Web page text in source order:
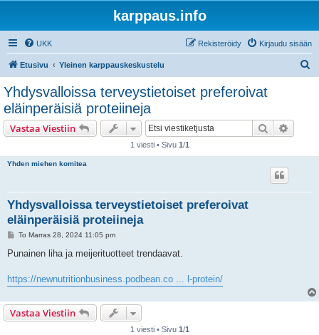
karppaus.info
UKK Kirjaudu sisään
Rekisteröidy
Etusivu Yleinen karppauskeskustelu
Yhdysvalloissa terveystietoiset preferoivat
eläinperäisiä proteiineja
Vastaa Viestiin Etsi
1 viesti • Sivu 1/1
Yhden miehen komitea
Yhdysvalloissa terveystietoiset preferoivat
eläinperäisiä proteiineja
V
e
i
To Marras 28, 2024 11:05 pm
Punainen liha ja meijerituotteet trendaavat.
https://newnutritionbusiness.podbean.co ... l-protein/
Vastaa Viestiin
1 viesti • Sivu 1/1